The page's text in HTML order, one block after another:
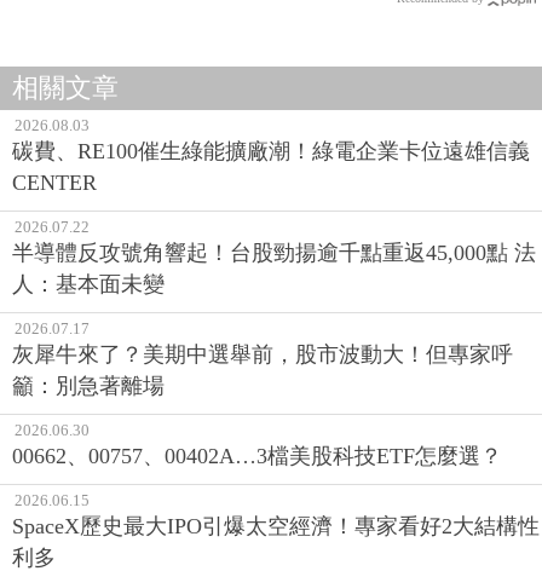
相關文章
2026.08.03
碳費、RE100催生綠能擴廠潮！綠電企業卡位遠雄信義
CENTER
2026.07.22
半導體反攻號角響起！台股勁揚逾千點重返45,000點 法
人：基本面未變
2026.07.17
灰犀牛來了？美期中選舉前，股市波動大！但專家呼
籲：別急著離場
2026.06.30
00662、00757、00402A…3檔美股科技ETF怎麼選？
2026.06.15
SpaceX歷史最大IPO引爆太空經濟！專家看好2大結構性
利多